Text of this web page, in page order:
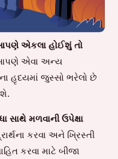
એકલા હોઈશું તો
એવા અન્ય
હૃદયમાં જુસ્સો ભરેલો છે
મળવાની ઉપેક્ષા
કરવા અને ખ્રિસ્તી
કરવા માટે બીજા